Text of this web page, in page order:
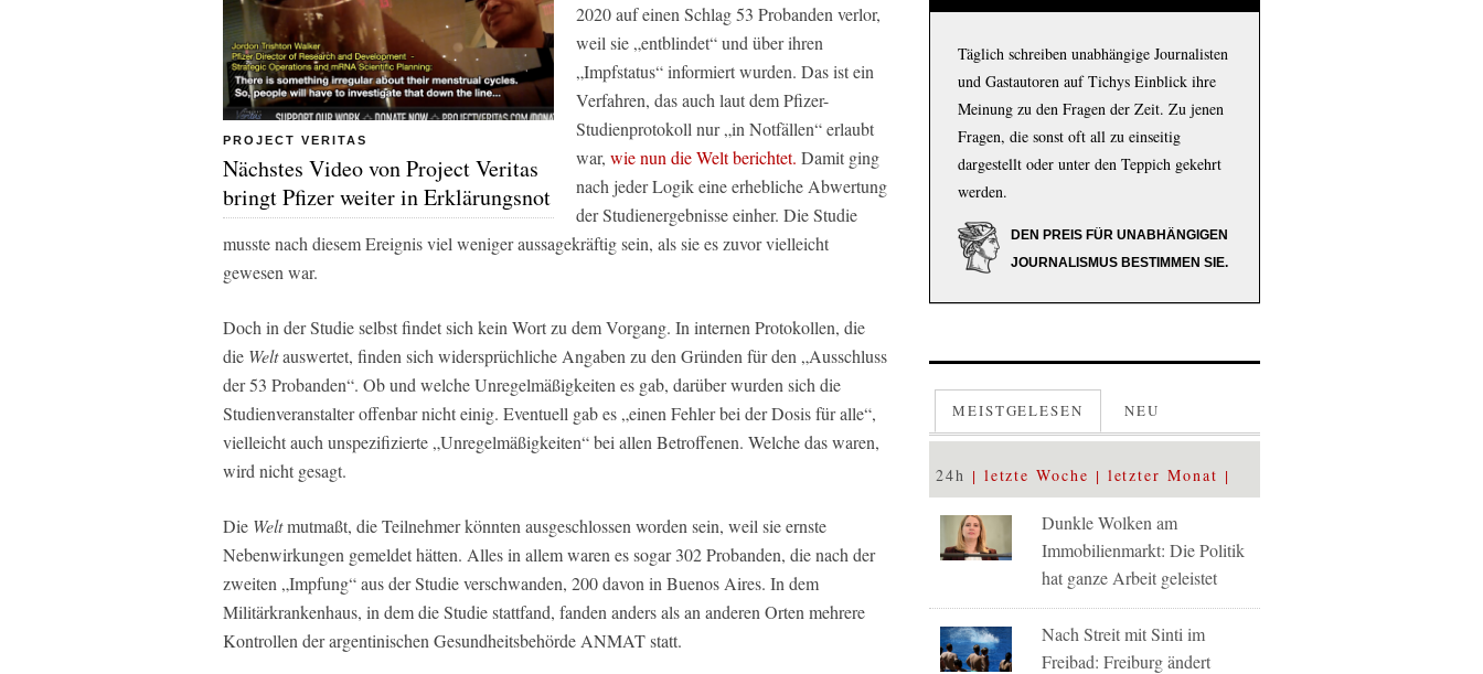
PROJECT VERITAS
Nächstes Video von Project Veritas
bringt Pfizer weiter in Erklärungsnot
2020 auf einen Schlag 53 Probanden verlor,
weil sie „entblindet“ und über ihren
„Impfstatus“ informiert wurden. Das ist ein
Verfahren, das auch laut dem Pfizer-
Studienprotokoll nur „in Notfällen“ erlaubt
war, wie nun dieWeltberichtet. Damit ging
nach jeder Logik eine erhebliche Abwertung
der Studienergebnisse einher. Die Studie
musste nach diesem Ereignis viel weniger aussagekräftig sein, als sie es zuvor vielleicht
gewesen war.
Doch in der Studie selbst findet sich kein Wort zu dem Vorgang. In internen Protokollen, die
die Weltauswertet, finden sich widersprüchliche Angaben zu den Gründen für den „Ausschluss
der 53 Probanden“. Ob und welche Unregelmäßigkeiten es gab, darüber wurden sich die
Studienveranstalter offenbar nicht einig. Eventuell gab es „einen Fehler bei der Dosis für alle“,
vielleicht auch unspezifizierte „Unregelmäßigkeiten“ bei allen Betroffenen. Welche das waren,
wird nicht gesagt.
Die Weltmutmaßt, die Teilnehmer könnten ausgeschlossen worden sein, weil sie ernste
Nebenwirkungen gemeldet hätten. Alles in allem waren es sogar 302 Probanden, die nach der
zweiten „Impfung“ aus der Studie verschwanden, 200 davon in Buenos Aires. In dem
Militärkrankenhaus, in dem die Studie stattfand, fanden anders als an anderen Orten mehrere
Kontrollen der argentinischen Gesundheitsbehörde ANMAT statt.
Täglich schreiben unabhängige Journalisten
und Gastautoren auf Tichys Einblick ihre
Meinung zu den Fragen der Zeit. Zu jenen
Fragen, die sonst oft all zu einseitig
dargestellt oder unter den Teppich gekehrt
werden.
DEN PREIS FÜR UNABHÄNGIGEN
JOURNALISMUS BESTIMMEN SIE.
MEISTGELESEN NEU
24h letzte Woche letzter Monat
Dunkle Wolken am
Immobilienmarkt: Die Politik
hat ganze Arbeit geleistet
Nach Streit mit Sinti im
Freibad: Freiburg ändert